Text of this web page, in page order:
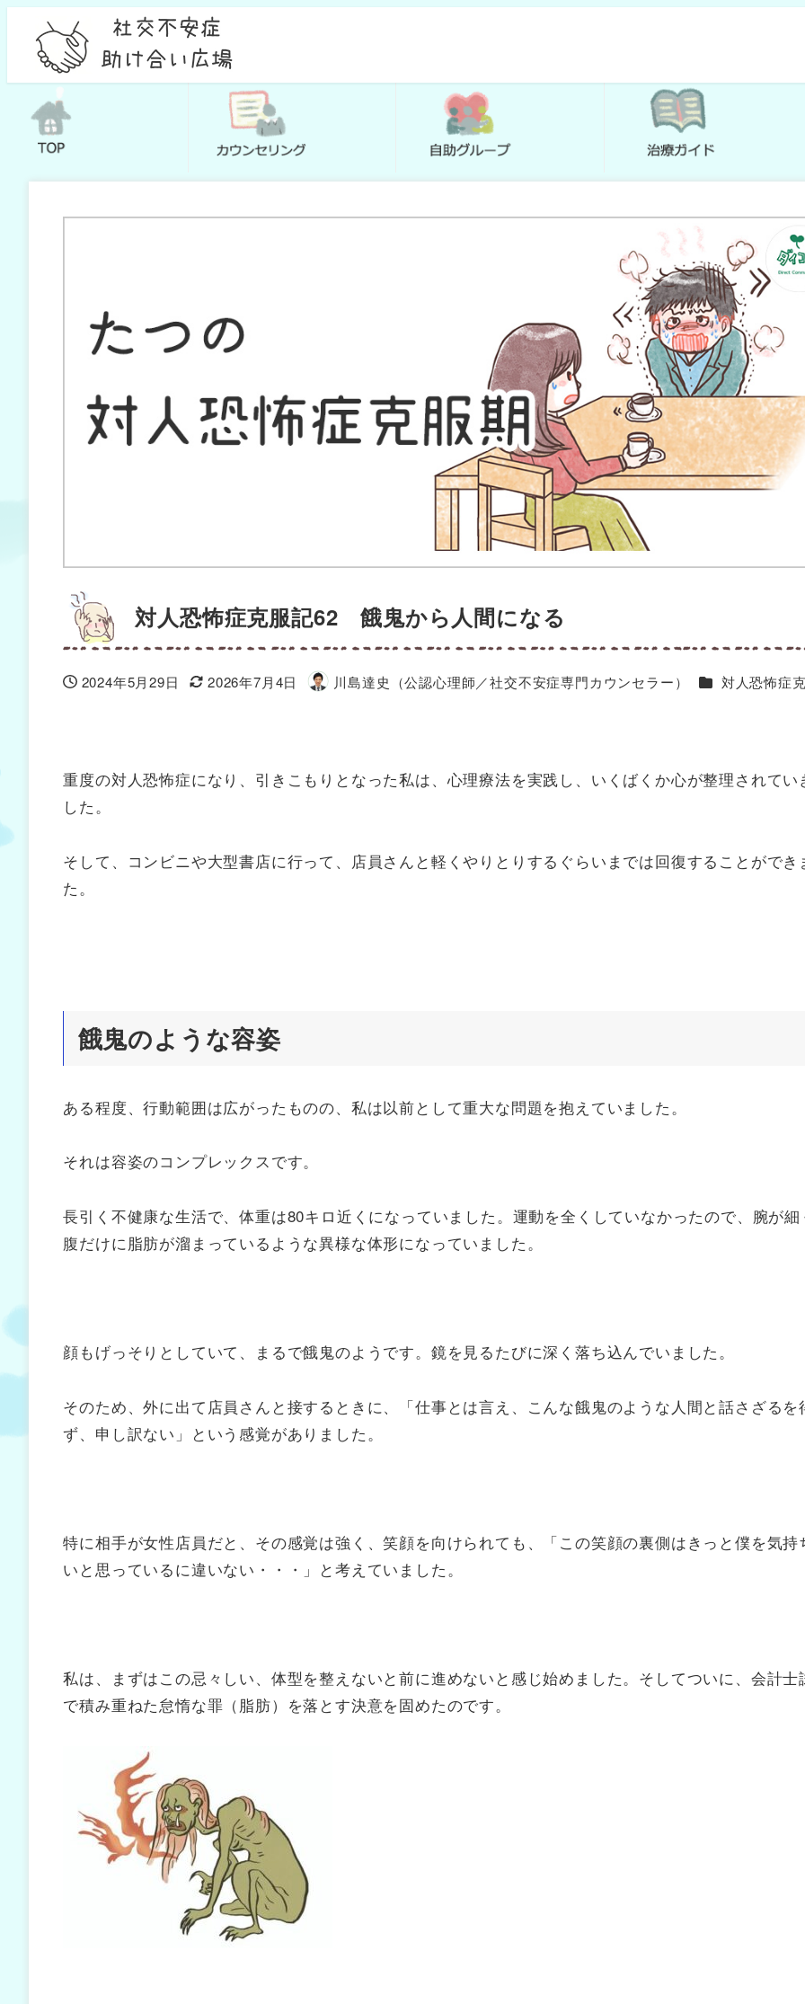
対人恐怖症克服記62 餓鬼から人間になる
投稿日
2024年5月29日
更新日
2026年7月4日
著
川島達史（公認心理師／社交不安症専門カウンセラー） カテゴリー
対人恐怖症
重度の対人恐怖症になり、引きこもりとなった私は、心理療法を実践し、いくばくか心が整理されてい
した。
そして、コンビニや大型書店に行って、店員さんと軽くやりとりするぐらいまでは回復することができ
た。
餓鬼のような容姿
ある程度、行動範囲は広がったものの、私は以前として重大な問題を抱えていました。
それは容姿のコンプレックスです。
長引く不健康な生活で、体重は80キロ近くになっていました。運動を全くしていなかったので、腕が細
腹だけに脂肪が溜まっているような異様な体形になっていました。
顔もげっそりとしていて、まるで餓鬼のようです。鏡を見るたびに深く落ち込んでいました。
そのため、外に出て店員さんと接するときに、「仕事とは言え、こんな餓鬼のような人間と話さざるを
ず、申し訳ない」という感覚がありました。
特に相手が女性店員だと、その感覚は強く、笑顔を向けられても、「この笑顔の裏側はきっと僕を気持
いと思っているに違いない・・・」と考えていました。
私は、まずはこの忌々しい、体型を整えないと前に進めないと感じ始めました。そしてついに、会計士
で積み重ねた怠惰な罪（脂肪）を落とす決意を固めたのです。